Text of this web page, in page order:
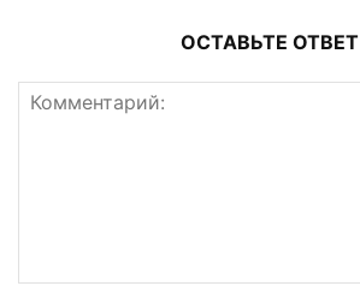
ОСТАВЬТЕ ОТВЕТ